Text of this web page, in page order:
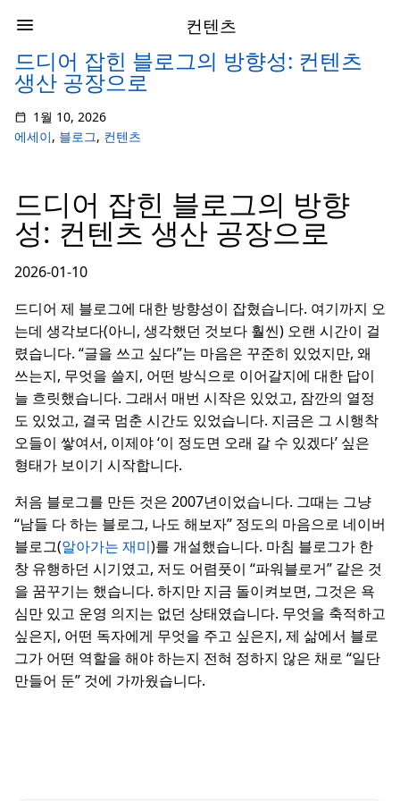
컨텐츠
드디어 잡힌 블로그의 방향성: 컨텐츠
생산 공장으로
1월 10, 2026
에세이, 블로그, 컨텐츠
드디어 잡힌 블로그의 방향
성: 컨텐츠 생산 공장으로
2026-01-10
드디어 제 블로그에 대한 방향성이 잡혔습니다. 여기까지 오
는데 생각보다(아니, 생각했던 것보다 훨씬) 오랜 시간이 걸
렸습니다. “글을 쓰고 싶다”는 마음은 꾸준히 있었지만, 왜
쓰는지, 무엇을 쓸지, 어떤 방식으로 이어갈지에 대한 답이
늘 흐릿했습니다. 그래서 매번 시작은 있었고, 잠깐의 열정
도 있었고, 결국 멈춘 시간도 있었습니다. 지금은 그 시행착
오들이 쌓여서, 이제야 ‘이 정도면 오래 갈 수 있겠다’ 싶은
형태가 보이기 시작합니다.
처음 블로그를 만든 것은 2007년이었습니다. 그때는 그냥
“남들 다 하는 블로그, 나도 해보자” 정도의 마음으로 네이버
블로그(알아가는 재미)를 개설했습니다. 마침 블로그가 한
창 유행하던 시기였고, 저도 어렴풋이 “파워블로거” 같은 것
을 꿈꾸기는 했습니다. 하지만 지금 돌이켜보면, 그것은 욕
심만 있고 운영 의지는 없던 상태였습니다. 무엇을 축적하고
싶은지, 어떤 독자에게 무엇을 주고 싶은지, 제 삶에서 블로
그가 어떤 역할을 해야 하는지 전혀 정하지 않은 채로 “일단
만들어 둔” 것에 가까웠습니다.